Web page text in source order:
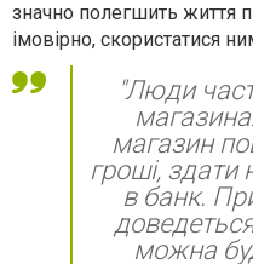
значно полегшить життя
імовірно, скористатися
"Люди
магазин
гроші, здати
в банк.
можна